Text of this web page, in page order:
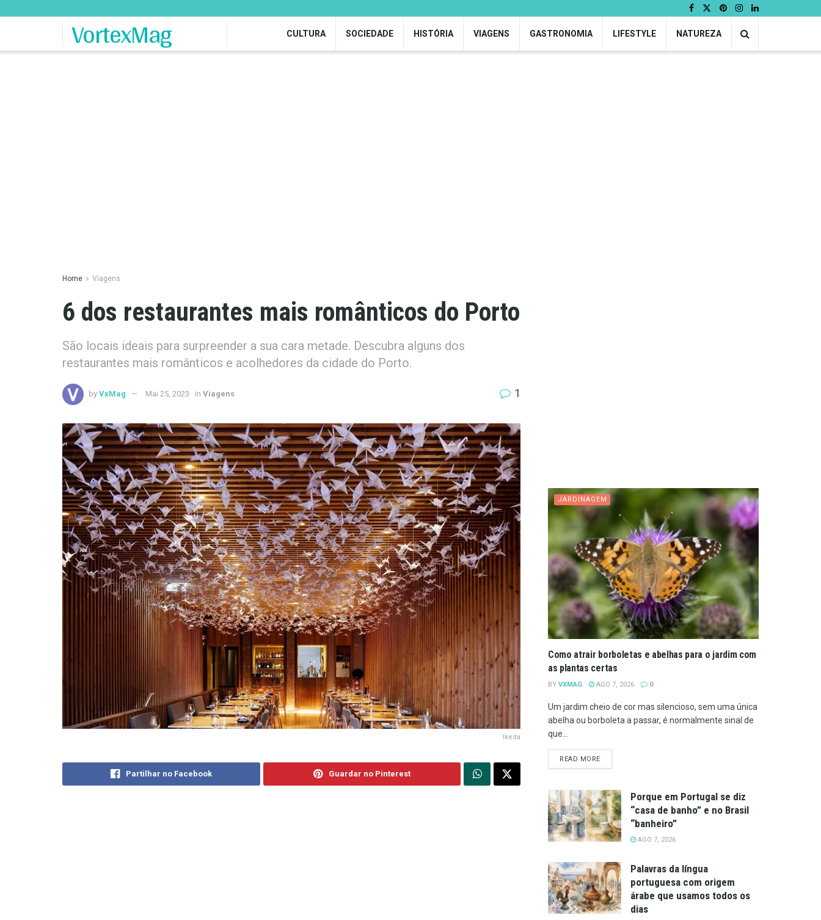
VortexMag CULTURA SOCIEDADE HISTÓRIA VIAGENS GASTRONOMIA LIFESTYLE NATUREZA
Home Viagens
6 dos restaurantes mais românticos do Porto
São locais ideais para surpreender a sua cara metade. Descubra alguns dos
restaurantes mais românticos e acolhedores da cidade do Porto.
by VxMag Mai 25, 2023 in Viagens 1
Ikeda
Partilhar no Facebook Guardar no Pinterest
JARDINAGEM
Como atrair borboletas e abelhas para o jardim com
as plantas certas
BY VXMAG AGO 7, 2026 0
Um jardim cheio de cor mas silencioso, sem uma única
abelha ou borboleta a passar, é normalmente sinal de
que...
READ MOREDETAILS
Porque em Portugal se diz
“casa de banho” e no Brasil
“banheiro”
AGO 7, 2026
Palavras da língua
portuguesa com origem
árabe que usamos todos os
dias